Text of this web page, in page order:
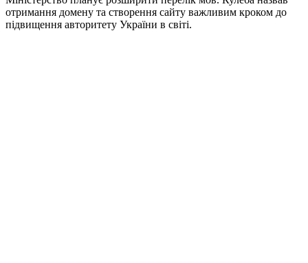
отримання домену та створення сайту важливим кроком до
підвищення авторитету України в світі.